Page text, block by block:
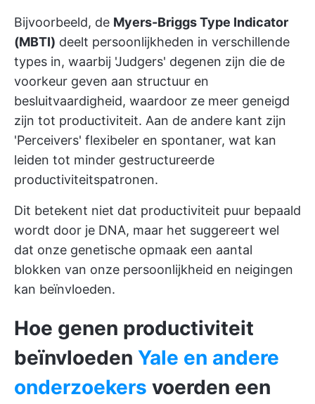
Bijvoorbeeld, de Myers-Briggs Type Indicator
(MBTI) deelt persoonlijkheden in verschillende
types in, waarbij 'Judgers' degenen zijn die de
voorkeur geven aan structuur en
besluitvaardigheid, waardoor ze meer geneigd
zijn tot productiviteit. Aan de andere kant zijn
'Perceivers' flexibeler en spontaner, wat kan
leiden tot minder gestructureerde
productiviteitspatronen.
Dit betekent niet dat productiviteit puur bepaald
wordt door je DNA, maar het suggereert wel
dat onze genetische opmaak een aantal
blokken van onze persoonlijkheid en neigingen
kan beïnvloeden.
Hoe genen productiviteit
beïnvloeden Yale en andere
onderzoekers voerden een